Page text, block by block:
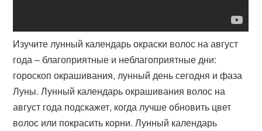
Изучите лунный календарь окраски волос на август
года – благоприятные и неблагоприятные дни:
гороскоп окрашивания, лунный день сегодня и фаза
Луны. Лунный календарь окрашивания волос на
август года подскажет, когда лучше обновить цвет
волос или покрасить корни. Лунный календарь